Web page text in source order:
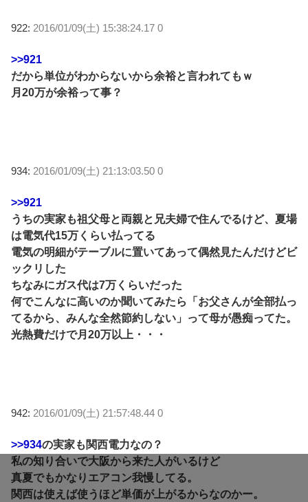
922: 2016/01/09(土) 15:38:24.17 0
>>921
だから単位がわからないから余裕と言われてもｗ
月20万が余裕って事？
934: 2016/01/09(土) 21:13:03.50 0
>>921
うちの実家も祖父母と両親と兄夫婦で住んでるけど、夏場
は電気代15万くらい払ってる
電気の明細がテーブルに置いてあって偶然見たんだけどビ
ックリした
ちなみにガス代は7万くらいだった
何でこんなに高いのか聞いてみたら「お父さんが全部払っ
てるから、みんな全然節約しない」って母が愚痴ってた。
光熱費だけで月20万以上・・・
942: 2016/01/09(土) 21:57:48.44 0
>>934の実家も関西電力なの？
私の知り合いで大阪から来た人がいるけど
真夏でもかなりエアコン我慢してる。
関西は使えば使うほど単価が上がるからなのかー。